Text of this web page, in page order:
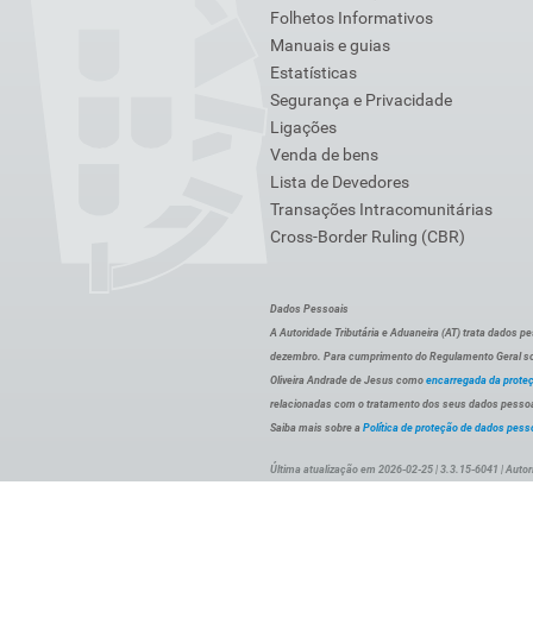
Folhetos Informativos
Manuais e guias
Estatísticas
Segurança e Privacidade
Ligações
Venda de bens
Lista de Devedores
Transações Intracomunitárias
Cross-Border Ruling (CBR)
Dados Pessoais
A Autoridade Tributária e Aduaneira (AT) trata dados
dezembro. Para cumprimento do Regulamento Geral
Oliveira Andrade de Jesus como encarregada da
relacionadas com o tratamento dos seus dados
Saiba mais sobre a Política de proteção de dados
Última atualização em 2026-02-25 | 3.3.15-6041 |